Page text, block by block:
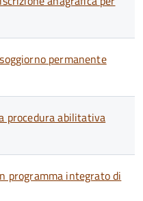
permanente
procedura abilitativa
programma integrato di